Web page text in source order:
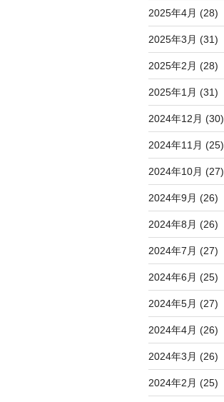
2025年4月 (28)
2025年3月 (31)
2025年2月 (28)
2025年1月 (31)
2024年12月 (30)
2024年11月 (25)
2024年10月 (27)
2024年9月 (26)
2024年8月 (26)
2024年7月 (27)
2024年6月 (25)
2024年5月 (27)
2024年4月 (26)
2024年3月 (26)
2024年2月 (25)